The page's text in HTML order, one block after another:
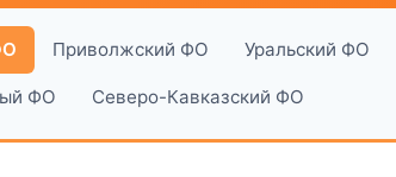
Приволжский ФО Уральский ФО
ФО Северо-Кавказский ФО